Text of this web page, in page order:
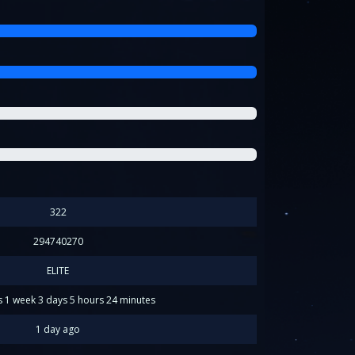
322
294740270
ELITE
1 week 3 days 5 hours 24 minutes
1 day ago